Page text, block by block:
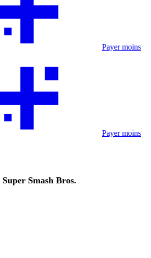
Payer moins
Payer moins
Super Smash Bros.